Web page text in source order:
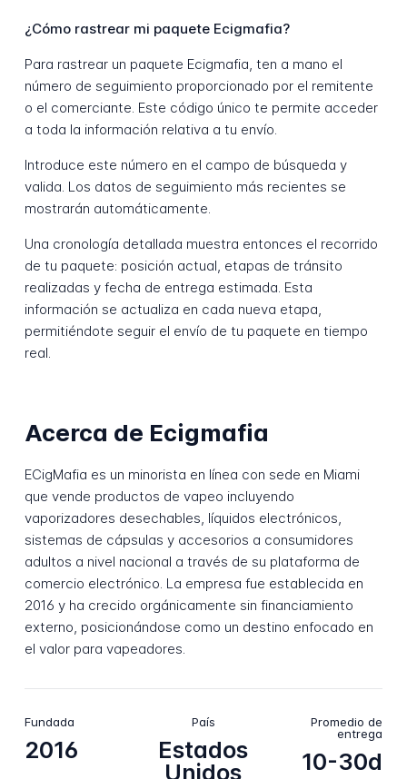
¿Cómo rastrear mi paquete Ecigmafia?
Para rastrear un paquete Ecigmafia, ten a mano el
número de seguimiento proporcionado por el remitente
o el comerciante. Este código único te permite acceder
a toda la información relativa a tu envío.
Introduce este número en el campo de búsqueda y
valida. Los datos de seguimiento más recientes se
mostrarán automáticamente.
Una cronología detallada muestra entonces el recorrido
de tu paquete: posición actual, etapas de tránsito
realizadas y fecha de entrega estimada. Esta
información se actualiza en cada nueva etapa,
permitiéndote seguir el envío de tu paquete en tiempo
real.
Acerca de Ecigmafia
ECigMafia es un minorista en línea con sede en Miami
que vende productos de vapeo incluyendo
vaporizadores desechables, líquidos electrónicos,
sistemas de cápsulas y accesorios a consumidores
adultos a nivel nacional a través de su plataforma de
comercio electrónico. La empresa fue establecida en
2016 y ha crecido orgánicamente sin financiamiento
externo, posicionándose como un destino enfocado en
el valor para vapeadores.
Fundada
2016
País
Estados
Unidos
Promedio de
entrega
10-30d